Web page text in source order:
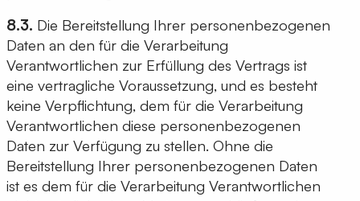
8.3. Die Bereitstellung Ihrer personenbezogenen
Daten an den für die Verarbeitung
Verantwortlichen zur Erfüllung des Vertrags ist
eine vertragliche Voraussetzung, und es besteht
keine Verpflichtung, dem für die Verarbeitung
Verantwortlichen diese personenbezogenen
Daten zur Verfügung zu stellen. Ohne die
Bereitstellung Ihrer personenbezogenen Daten
ist es dem für die Verarbeitung Verantwortlichen